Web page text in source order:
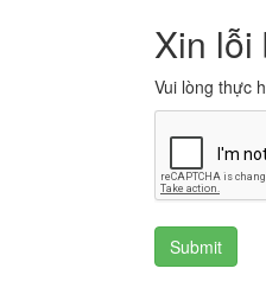
Xin lỗi
Vui lòng thực